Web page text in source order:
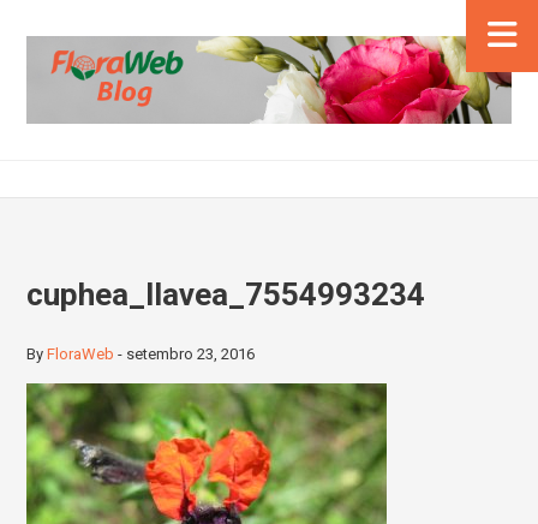
cuphea_llavea_7554993234
ByFloraWeb - setembro 23, 2016